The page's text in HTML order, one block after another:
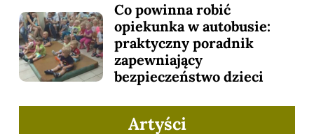
Co powinna robić
opiekunka w autobusie:
praktyczny poradnik
zapewniający
bezpieczeństwo dzieci
Artyści